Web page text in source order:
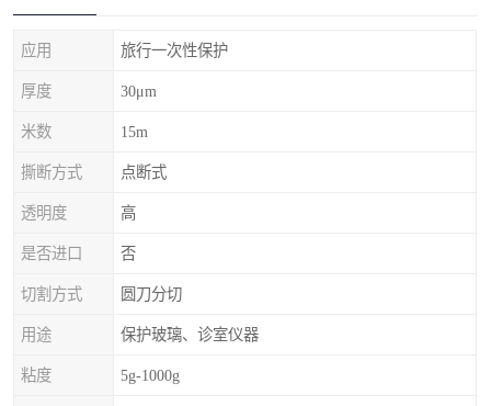
应用 旅行一次性保护
厚度 30μm
米数 15m
撕断方式 点断式
透明度 高
是否进口 否
切割方式 圆刀分切
用途 保护玻璃、诊室仪器
粘度 5g-1000g